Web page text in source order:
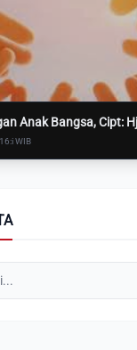
Anak Bangsa, Cipt:
WIB